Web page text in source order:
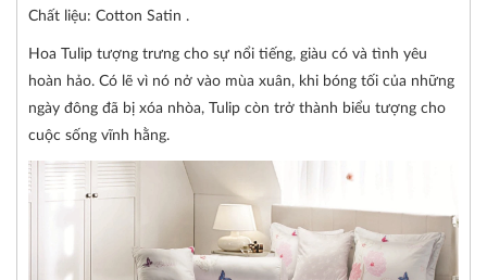
Chất liệu: Cotton Satin .
Hoa Tulip tượng trưng cho sự nổi tiếng, giàu có và tình yêu
hoàn hảo. Có lẽ vì nó nở vào mùa xuân, khi bóng tối của những
ngày đông đã bị xóa nhòa, Tulip còn trở thành biểu tượng cho
cuộc sống vĩnh hằng.